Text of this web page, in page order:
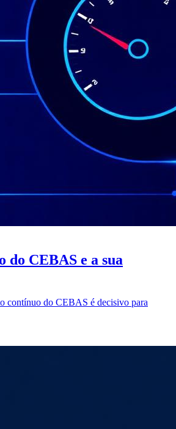
CEBAS e a sua
contínuo do CEBAS é decisivo para